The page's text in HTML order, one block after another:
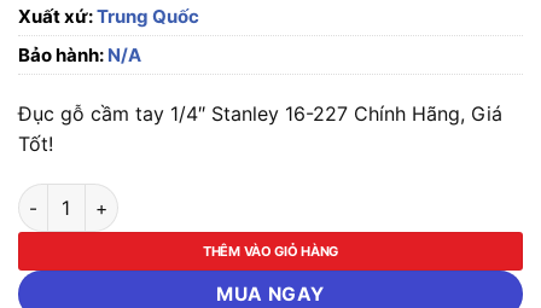
Xuất xứ:Trung Quốc
Bảo hành: N/A
Đục gỗ cầm tay 1/4″ Stanley 16-227 Chính Hãng, Giá
Tốt!
Đục gỗ cầm tay 1/4" Stanley 16-227 số lượng
THÊM VÀO GIỎ HÀNG
MUA NGAY